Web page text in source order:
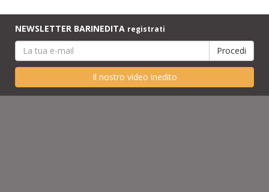
NEWSLETTER BARINEDITA registrati
Il nostro video inedito